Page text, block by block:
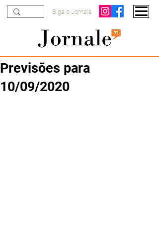
Siga o Jornale
Previsões para
10/09/2020